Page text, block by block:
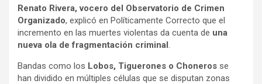
Renato Rivera, vocero del Observatorio de Crimen
Organizado, explicó en Políticamente Correcto que el
incremento en las muertes violentas da cuenta de una
nueva ola de fragmentación criminal.
Bandas como los Lobos, Tiguerones o Choneros se
han dividido en múltiples células que se disputan zonas